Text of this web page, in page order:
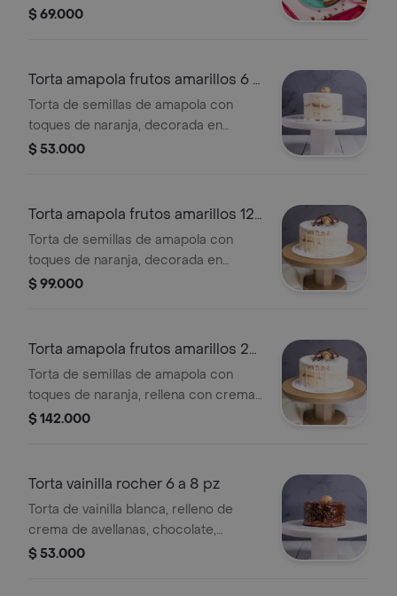
con ganache de chocolate blanco y
$ 69.000
Torta amapola frutos amarillos 6 a
8 por
Torta de semillas de amapola con
toques de naranja, decorada en
crema de frutos amarillos y crema
$ 53.000
Torta amapola frutos amarillos 12
pz
Torta de semillas de amapola con
toques de naranja, decorada en
crema de frutos amarillos y crema
$ 99.000
Torta amapola frutos amarillos 22
pz
Torta de semillas de amapola con
toques de naranja, rellena con crema
de frutos amarillos y crema bavaria,
porciones.
$ 142.000
Torta vainilla rocher 6 a 8 pz
Torta de vainilla blanca, relleno de
crema de avellanas, chocolate,
cubierta con crocante chocolate,
$ 53.000